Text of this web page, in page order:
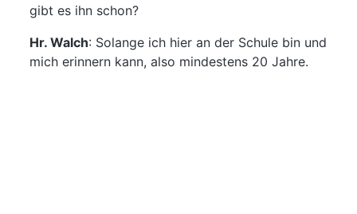
gibt es ihn schon?
Hr. Walch: Solange ich hier an der Schule bin und
mich erinnern kann, also mindestens 20 Jahre.